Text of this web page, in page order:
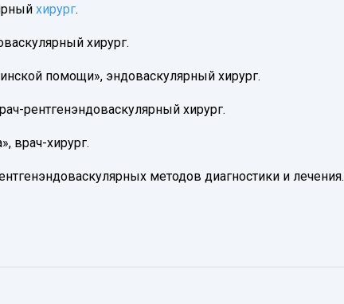
хирург.
хирург.
помощи», эндоваскулярный хирург.
рентгенэндоваскулярный хирург.
врач-хирург.
методов диагностики и лечения.